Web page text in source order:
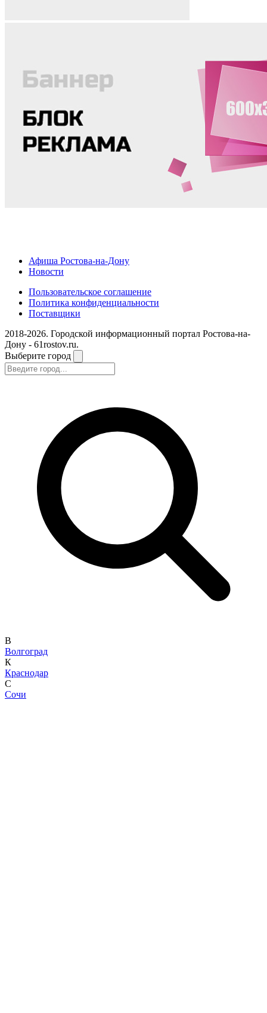
Афиша Ростова-на-Дону
Новости
Пользовательское соглашение
Политика конфиденциальности
Поставщики
2018-2026. Городской информационный портал Ростова-на-
Дону - 61rostov.ru.
Выберите город
В
Волгоград
К
Краснодар
С
Сочи